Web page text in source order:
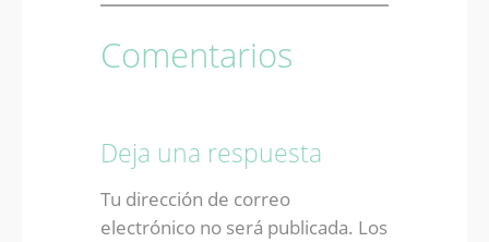
Comentarios
Deja una respuesta
Tu dirección de correo
electrónico no será publicada. Los